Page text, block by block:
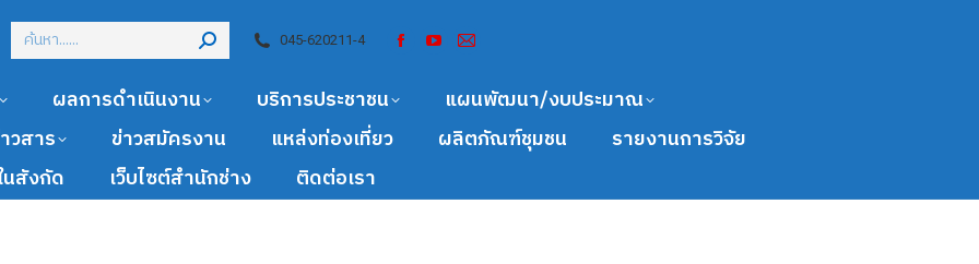
045-620211-4
ผลการดำเนินงาน บริการประชาชน
แผนพัฒนา/งบประมาณ
วสาร ข่าวสมัครงาน แหล่งท่องเที่ยว ผลิตภัณฑ์ชุมชน
รายงานการวิจัย
นสังกัด เว็บไซต์สำนักช่าง ติดต่อเรา